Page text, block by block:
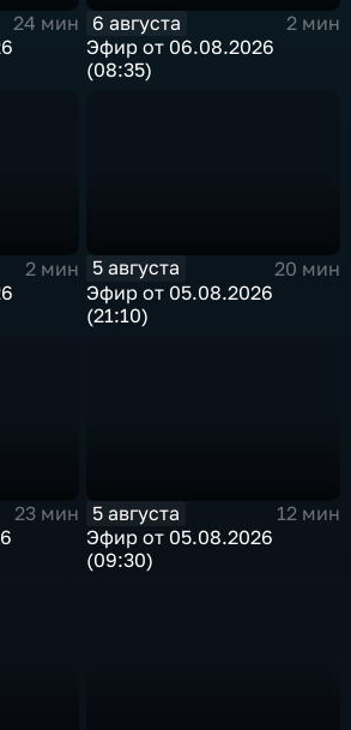
24 мин
6 августа
2 мин
Эфир от 06.08.2026
(08:35)
2 мин
5 августа
20 мин
Эфир от 05.08.2026
(21:10)
23 мин
5 августа
12 мин
Эфир от 05.08.2026
(09:30)